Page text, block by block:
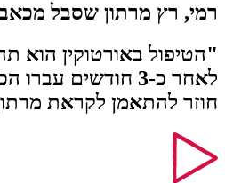
רמי, רץ מרתון שסבל
לאחר כ-3 חודשים
חוזר להתאמן לקראת